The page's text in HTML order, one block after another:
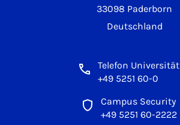
33098 Paderborn
Deutschland
Telefon Universität
+49 5251 60-0
Campus Security
+49 5251 60-2222